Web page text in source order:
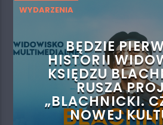
WYDARZENIA
BĘDZIE
HISTORII
KSIĘDZU
RUSZA
„BLACHNICKI.
NOWEJ